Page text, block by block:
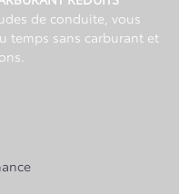
de conduite, vous
temps sans carburant et